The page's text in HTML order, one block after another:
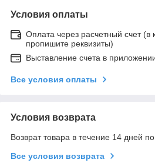
Условия оплаты
Оплата через расчетный счет (в
пропишите реквизиты)
Выставление счета в
Все условия оплаты
Условия возврата
Возврат товара в течение 14 дней
Все условия возврата